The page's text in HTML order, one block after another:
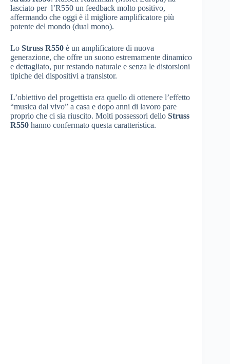
lasciato per l’R550 un feedback molto positivo,
affermando che oggi è il migliore amplificatore più
potente del mondo (dual mono).
Lo Struss R550 è un amplificatore di nuova
generazione, che offre un suono estremamente dinamico
e dettagliato, pur restando naturale e senza le distorsioni
tipiche dei dispositivi a transistor.
L’obiettivo del progettista era quello di ottenere l’effetto
“musica dal vivo” a casa e dopo anni di lavoro pare
proprio che ci sia riuscito. Molti possessori dello Struss
R550 hanno confermato questa caratteristica.